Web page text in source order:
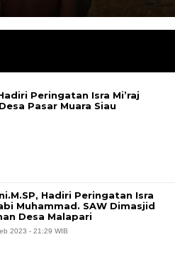
Peringatan Isra Mi’raj
Pasar Muara Siau
Hadiri Peringatan Isra
Muhammad. SAW Dimasjid
Desa Malapari
2023 - 21:29 WIB